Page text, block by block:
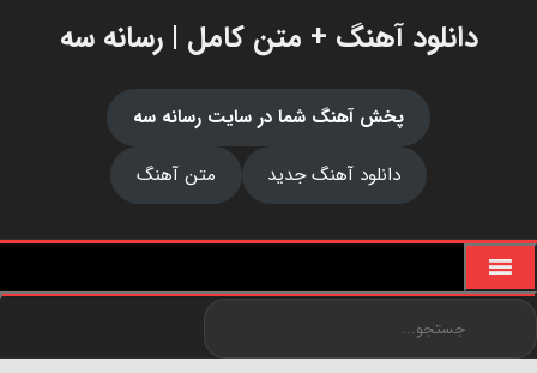
دانلود آهنگ + متن کامل | رسانه سه
پخش آهنگ شما در سایت رسانه سه
دانلود آهنگ جدید
متن آهنگ